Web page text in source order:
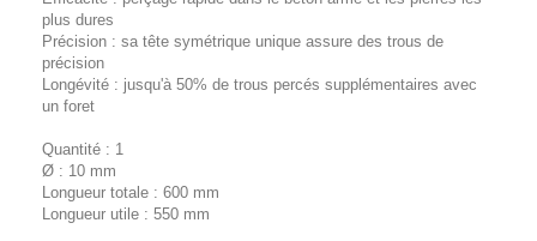
plus dures
Précision : sa tête symétrique unique assure des trous de
précision
Longévité : jusqu'à 50% de trous percés supplémentaires avec
un foret
Quantité : 1
Ø : 10 mm
Longueur totale : 600 mm
Longueur utile : 550 mm